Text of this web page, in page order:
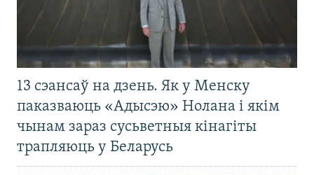
13 сэансаў на дзень. Як у Менску
паказваюць «Адысэю» Нолана і якім
чынам зараз сусьветныя кінагіты
трапляюць у Беларусь